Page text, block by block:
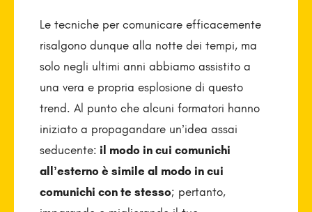
Le tecniche per comunicare efficacemente
risalgono dunque alla notte dei tempi, ma
solo negli ultimi anni abbiamo assistito a
una vera e propria esplosione di questo
trend. Al punto che alcuni formatori hanno
iniziato a propagandare un’idea assai
seducente: il modo in cui comunichi
all’esterno è simile al modo in cui
comunichi con te stesso; pertanto,